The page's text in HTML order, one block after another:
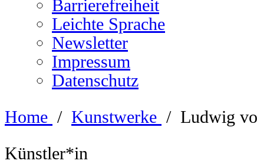
Barrierefreiheit
Leichte Sprache
Newsletter
Impressum
Datenschutz
Home / Kunstwerke / Ludwig
Künstler*in